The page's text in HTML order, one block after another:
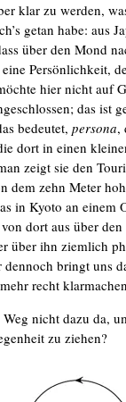
klar zu wer­den,
getan habe: aus
über den Mond
Per­sön­lich­keit,
hier nicht auf
das ist
bedeu­tet, per­so­na,
dort in einen
zeigt sie den
dem zehn Meter
in Kyo­to an einem
dort aus über
über ihn ziem­lich
den­noch bringt uns
recht
nicht dazu da,
zu ziehen?